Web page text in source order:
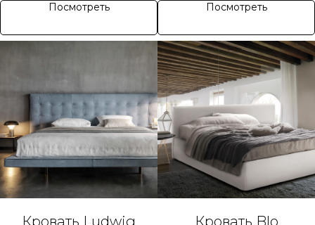
Посмотреть Посмотреть
Кровать Ludwig Кровать Blo